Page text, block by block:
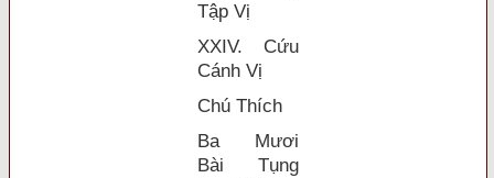
Tập Vị
XXIV. Cứu
Cánh Vị
Chú Thích
Ba Mươi
Bài Tụng